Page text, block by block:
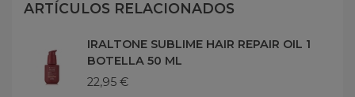
ARTÍCULOS RELACIONADOS
IRALTONE SUBLIME HAIR REPAIR OIL 1
BOTELLA 50 ML
22,95 €